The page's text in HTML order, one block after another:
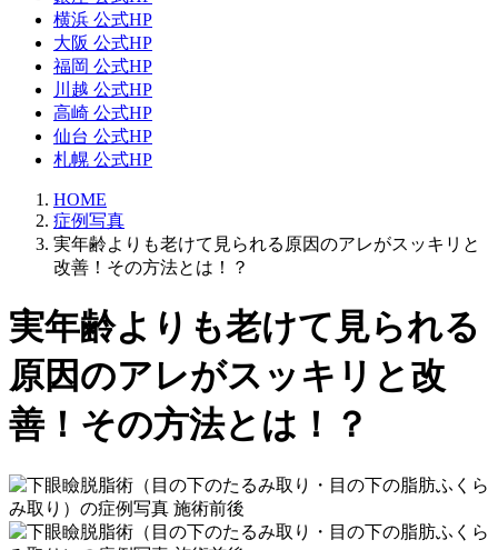
横浜 公式HP
大阪 公式HP
福岡 公式HP
川越 公式HP
高崎 公式HP
仙台 公式HP
札幌 公式HP
HOME
症例写真
実年齢よりも老けて見られる原因のアレがスッキリと
改善！その方法とは！？
実年齢よりも老けて見られる
原因のアレがスッキリと改
善！その方法とは！？